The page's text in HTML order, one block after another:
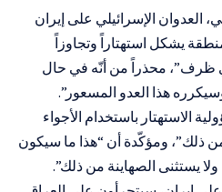
العدوان الإسرائيلي على إيران
يشكل استهتاراً وتجاوزاً
ظرف”، محذراً من أنّه في حال
هذا العدو المسعور”.
الاستهتار باستخدام الأجواء
ذلك”، ومؤكّدة أن “هذا ما سيكون
يستثنى الصهاينة من ذلك”.